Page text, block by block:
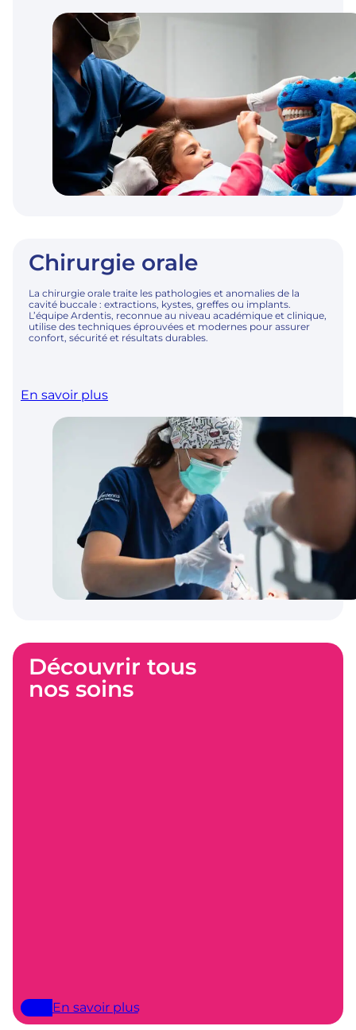
Chirurgie orale
La chirurgie orale traite les pathologies et anomalies de la
cavité buccale : extractions, kystes, greffes ou implants.
L’équipe Ardentis, reconnue au niveau académique et clinique,
utilise des techniques éprouvées et modernes pour assurer
confort, sécurité et résultats durables.
En savoir plus
Découvrir tous
nos soins
En savoir plus